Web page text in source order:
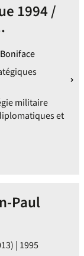
1994 /
militaire
et
Paul
| 1995